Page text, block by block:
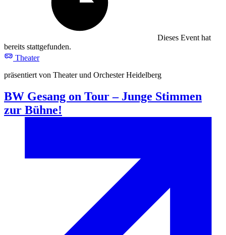
Dieses Event hat
bereits stattgefunden.
Theater
präsentiert von Theater und Orchester Heidelberg
BW Gesang on Tour – Junge Stimmen
zur Bühne!